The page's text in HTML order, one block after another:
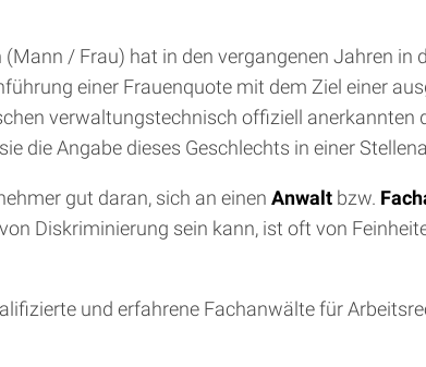
/ Frau) hat in den vergangenen Jahren in
einer Frauenquote mit dem Ziel einer
verwaltungstechnisch offiziell anerkannten
die Angabe dieses Geschlechts in einer
gut daran, sich an einen Anwalt bzw.
Diskriminierung sein kann, ist oft von
und erfahrene Fachanwälte für